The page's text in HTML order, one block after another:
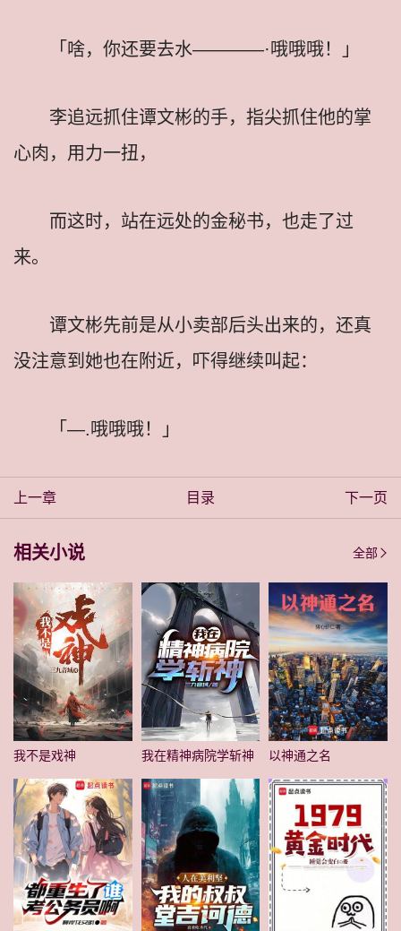
「啥，你还要去水————·哦哦哦！」
李追远抓住谭文彬的手，指尖抓住他的掌
心肉，用力一扭，
而这时，站在远处的金秘书，也走了过
来。
谭文彬先前是从小卖部后头出来的，还真
没注意到她也在附近，吓得继续叫起：
「—.哦哦哦！」
上一章 目录 下一页
相关小说 全部
我不是戏神 我在精神病院学斩神 以神通之名